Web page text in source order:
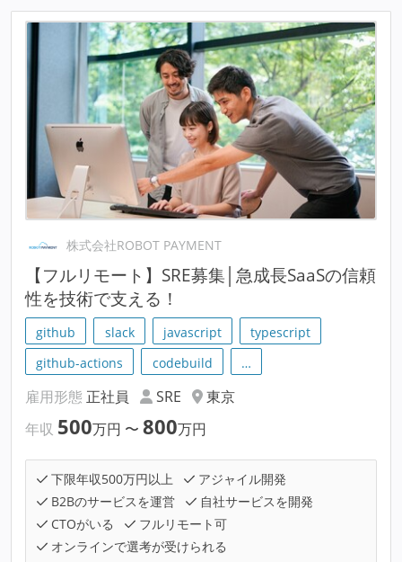
株式会社ROBOT PAYMENT
【フルリモート】SRE募集│急成長SaaSの信頼
性を技術で支える！
github slack javascript
typescript
github-actions
codebuild …
雇用形態 正社員 SRE
東京
年収 500万円 〜 800万円
下限年収500万円以上
アジャイル開発
B2Bのサービスを運営
自社サービスを開発
CTOがいる
フルリモート可
オンラインで選考が受けられる